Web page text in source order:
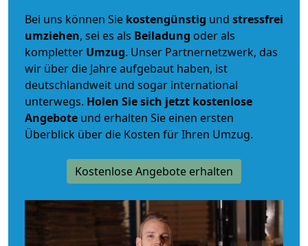
Bei uns können Sie kostengünstig und stressfrei
umziehen, sei es als Beiladung oder als
kompletter Umzug. Unser Partnernetzwerk, das
wir über die Jahre aufgebaut haben, ist
deutschlandweit und sogar international
unterwegs. Holen Sie sich jetzt kostenlose
Angebote und erhalten Sie einen ersten
Überblick über die Kosten für Ihren Umzug.
Kostenlose Angebote erhalten